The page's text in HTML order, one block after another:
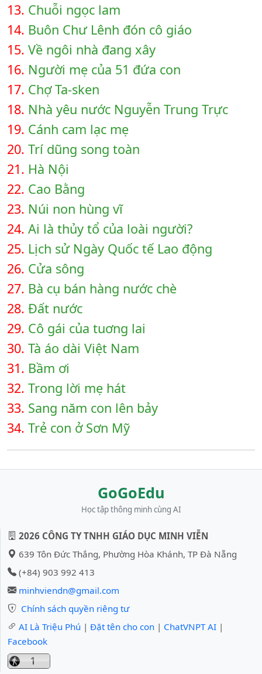
13. Chuỗi ngọc lam
14. Buôn Chư Lênh đón cô giáo
15. Về ngôi nhà đang xây
16. Người mẹ của 51 đứa con
17. Chợ Ta-sken
18. Nhà yêu nước Nguyễn Trung Trực
19. Cánh cam lạc mẹ
20. Trí dũng song toàn
21. Hà Nội
22. Cao Bằng
23. Núi non hùng vĩ
24. Ai là thủy tổ của loài người?
25. Lịch sử Ngày Quốc tế Lao động
26. Cửa sông
27. Bà cụ bán hàng nước chè
28. Đất nước
29. Cô gái của tuơng lai
30. Tà áo dài Việt Nam
31. Bầm ơi
32. Trong lời mẹ hát
33. Sang năm con lên bảy
34. Trẻ con ở Sơn Mỹ
GoGoEdu
Học tập thông minh cùng AI
2026 CÔNG TY TNHH GIÁO DỤC MINH VIỄN
639 Tôn Đức Thắng, Phường Hòa Khánh, TP Đà Nẵng
(+84) 903 992 413
minhviendn@gmail.com
Chính sách quyền riêng tư
AI Là Triệu Phú | Đặt tên cho con | ChatVNPT AI |
Facebook